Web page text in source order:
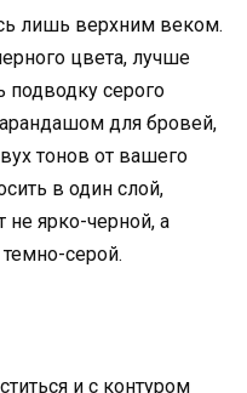
лишь верхним веком.
цвета, лучше
подводку серого
для бровей,
тонов от вашего
в один слой,
не ярко-черной, а
серой.
и с контуром